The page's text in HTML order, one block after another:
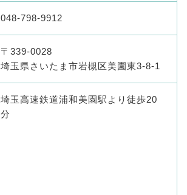
048-798-9912
〒339-0028
埼玉県さいたま市岩槻区美園東3-8-1
埼玉高速鉄道浦和美園駅より徒歩20
分